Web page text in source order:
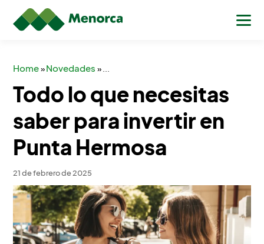
Home»Novedades»
Todo lo que necesitas
saber para invertir en
Punta Hermosa
21 de febrero de 2025